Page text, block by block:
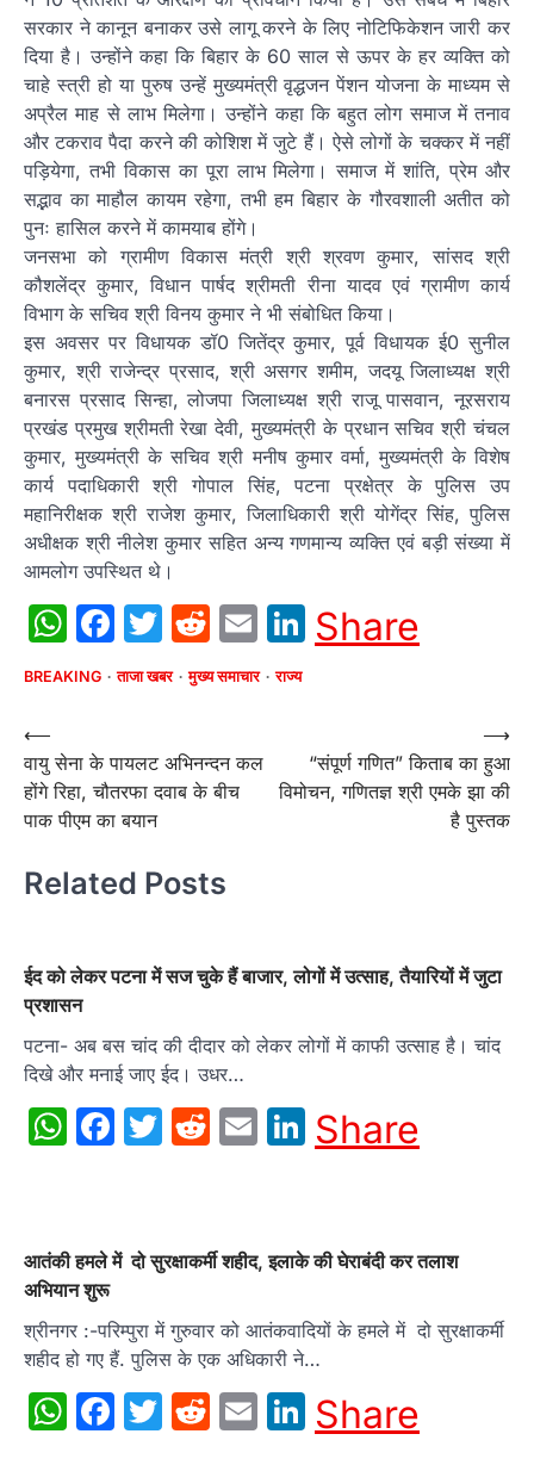
सरकार ने कानून बनाकर उसे लागू करने के लिए नोटिफिकेशन जारी कर
दिया है। उन्होंने कहा कि बिहार के 60 साल से ऊपर के हर व्यक्ति को
चाहे स्त्री हो या पुरुष उन्हें मुख्यमंत्री वृद्धजन पेंशन योजना के माध्यम से
अप्रैल माह से लाभ मिलेगा। उन्होंने कहा कि बहुत लोग समाज में तनाव
और टकराव पैदा करने की कोशिश में जुटे हैं। ऐसे लोगों के चक्कर में नहीं
पड़ियेगा, तभी विकास का पूरा लाभ मिलेगा। समाज में शांति, प्रेम और
सद्भाव का माहौल कायम रहेगा, तभी हम बिहार के गौरवशाली अतीत को
पुनः हासिल करने में कामयाब होंगे।
जनसभा को ग्रामीण विकास मंत्री श्री श्रवण कुमार, सांसद श्री
कौशलेंद्र कुमार, विधान पार्षद श्रीमती रीना यादव एवं ग्रामीण कार्य
विभाग के सचिव श्री विनय कुमार ने भी संबोधित किया।
इस अवसर पर विधायक डॉ0 जितेंद्र कुमार, पूर्व विधायक ई0 सुनील
कुमार, श्री राजेन्द्र प्रसाद, श्री असगर शमीम, जदयू जिलाध्यक्ष श्री
बनारस प्रसाद सिन्हा, लोजपा जिलाध्यक्ष श्री राजू पासवान, नूरसराय
प्रखंड प्रमुख श्रीमती रेखा देवी, मुख्यमंत्री के प्रधान सचिव श्री चंचल
कुमार, मुख्यमंत्री के सचिव श्री मनीष कुमार वर्मा, मुख्यमंत्री के विशेष
कार्य पदाधिकारी श्री गोपाल सिंह, पटना प्रक्षेत्र के पुलिस उप
महानिरीक्षक श्री राजेश कुमार, जिलाधिकारी श्री योगेंद्र सिंह, पुलिस
अधीक्षक श्री नीलेश कुमार सहित अन्य गणमान्य व्यक्ति एवं बड़ी संख्या में
आमलोग उपस्थित थे।
WhatsApp
Facebook
Twitter
Reddit
EmailLinkedIn
Share
BREAKING ताजा खबर मुख्य समाचार राज्य
Post
navigation
⟵
वायु सेना के पायलट अभिनन्दन कल
होंगे रिहा, चौतरफा दवाब के बीच
पाक पीएम का बयान
“संपूर्ण गणित” किताब का हुआ
विमोचन, गणितज्ञ श्री एमके झा की
है पुस्तक
⟶
Related Posts
ईद को लेकर पटना में सज चुके हैं बाजार, लोगों में उत्साह, तैयारियों में जुटा
प्रशासन
पटना- अब बस चांद की दीदार को लेकर लोगों में काफी उत्साह है। चांद
दिखे और मनाई जाए ईद। उधर…
WhatsApp
Facebook
Twitter
Reddit
EmailLinkedIn
Share
आतंकी हमले में दो सुरक्षाकर्मी शहीद, इलाके की घेराबंदी कर तलाश
अभियान शुरू
श्रीनगर :-परिम्पुरा में गुरुवार को आतंकवादियों के हमले में दो सुरक्षाकर्मी
शहीद हो गए हैं. पुलिस के एक अधिकारी ने…
WhatsApp
Facebook
Twitter
Reddit
EmailLinkedIn
Share